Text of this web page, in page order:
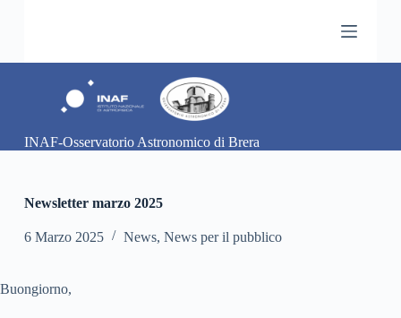
t
o
n
INAF-Osservatorio Astronomico di Brera
Newsletter marzo 2025
6 Marzo 2025 News, News per il pubblico
Buongiorno,